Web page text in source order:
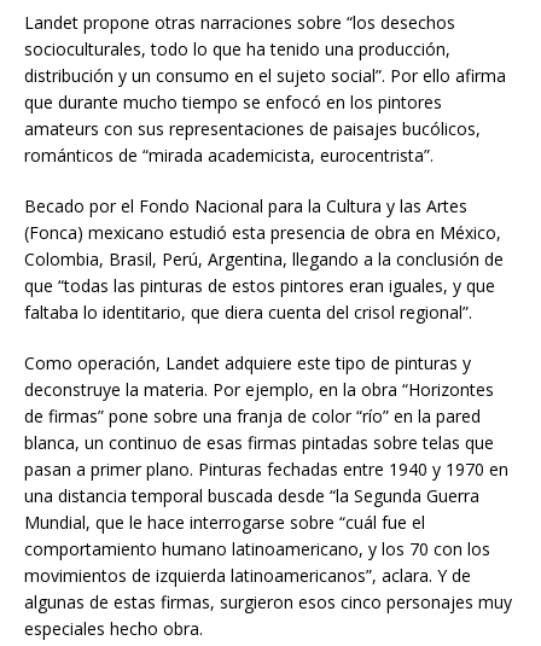
Landet propone otras narraciones sobre “los desechos
socioculturales, todo lo que ha tenido una producción,
distribución y un consumo en el sujeto social”. Por ello afirma
que durante mucho tiempo se enfocó en los pintores
amateurs con sus representaciones de paisajes bucólicos,
románticos de “mirada academicista, eurocentrista”.
Becado por el Fondo Nacional para la Cultura y las Artes
(Fonca) mexicano estudió esta presencia de obra en México,
Colombia, Brasil, Perú, Argentina, llegando a la conclusión de
que “todas las pinturas de estos pintores eran iguales, y que
faltaba lo identitario, que diera cuenta del crisol regional”.
Como operación, Landet adquiere este tipo de pinturas y
deconstruye la materia. Por ejemplo, en la obra “Horizontes
de firmas” pone sobre una franja de color “río” en la pared
blanca, un continuo de esas firmas pintadas sobre telas que
pasan a primer plano. Pinturas fechadas entre 1940 y 1970 en
una distancia temporal buscada desde “la Segunda Guerra
Mundial, que le hace interrogarse sobre “cuál fue el
comportamiento humano latinoamericano, y los 70 con los
movimientos de izquierda latinoamericanos”, aclara. Y de
algunas de estas firmas, surgieron esos cinco personajes muy
especiales hecho obra.